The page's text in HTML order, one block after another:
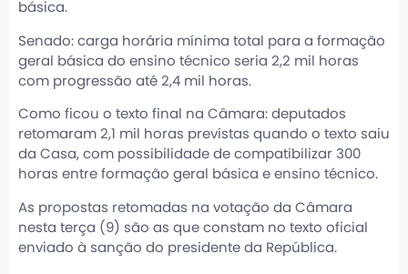
básica.
Senado: carga horária mínima total para a formação
geral básica do ensino técnico seria 2,2 mil horas
com progressão até 2,4 mil horas.
Como ficou o texto final na Câmara: deputados
retomaram 2,1 mil horas previstas quando o texto saiu
da Casa, com possibilidade de compatibilizar 300
horas entre formação geral básica e ensino técnico.
As propostas retomadas na votação da Câmara
nesta terça (9) são as que constam no texto oficial
enviado à sanção do presidente da República.